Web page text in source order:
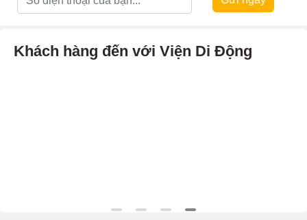
Khách hàng đến với Viện Di Động